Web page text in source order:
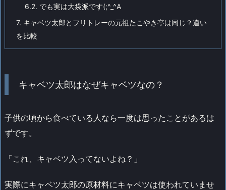
6.2. でも実は大袋派です(;^_^A
7. キャベツ太郎とフリトレーの元祖たこやき亭は同じ？違い
を比較
キャベツ太郎はなぜキャベツなの？
子供の頃から食べている人なら一度は思ったことがあるは
ずです。
「これ、キャベツ入ってないよね？」
実際にキャベツ太郎の原材料にキャベツは使われていませ